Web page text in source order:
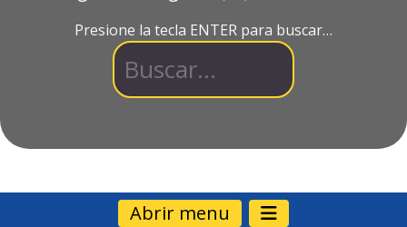
Presione la tecla ENTER para buscar…
Abrir menu